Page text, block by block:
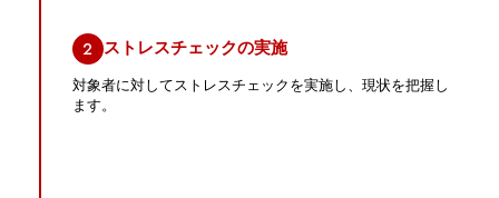
2 ストレスチェックの実施
対象者に対してストレスチェックを実施し、現状を把握し
ます。